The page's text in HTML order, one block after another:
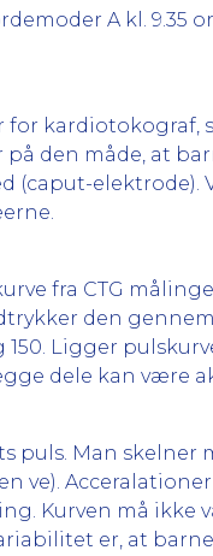
A kl. 9.35
for
på den måde, at
(caput-elektrode).
fra CTG
den
Ligger
dele kan være
puls. Man
ve).
Kurven må
er, at